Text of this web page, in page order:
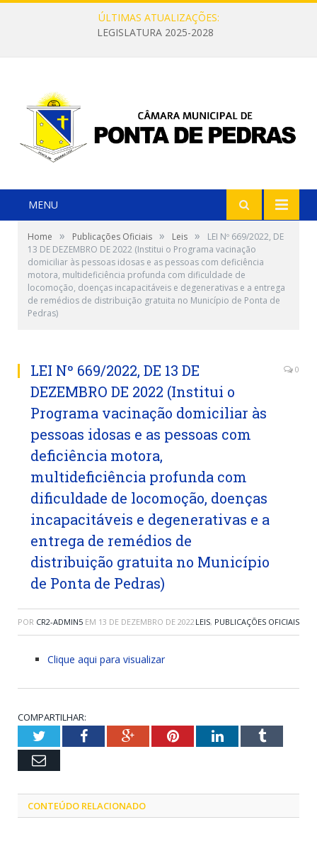
ÚLTIMAS ATUALIZAÇÕES:
LEGISLATURA 2025-2028
MENU
Home » Publicações Oficiais » Leis »
LEI Nº 669/2022, DE
13 DE DEZEMBRO DE 2022 (Institui o Programa vacinação
domiciliar às pessoas idosas e as pessoas com deficiência
motora, multideficiência profunda com dificuldade de
locomoção, doenças incapacitáveis e degenerativas e a entrega
de remédios de distribuição gratuita no Município de Ponta de
Pedras)
LEI Nº 669/2022, DE 13 DE
DEZEMBRO DE 2022 (Institui o
Programa vacinação domiciliar às
pessoas idosas e as pessoas com
deficiência motora,
multideficiência profunda com
dificuldade de locomoção, doenças
incapacitáveis e degenerativas e a
entrega de remédios de
distribuição gratuita no Município
de Ponta de Pedras)
0
POR CR2-ADMIN5 EM 13 DE DEZEMBRO DE 2022 LEIS, PUBLICAÇÕES OFICIAIS
Clique aqui para visualizar
COMPARTILHAR:
TwitterFacebookGoogle+PinterestLinkedInTumblr
Email
CONTEÚDO RELACIONADO